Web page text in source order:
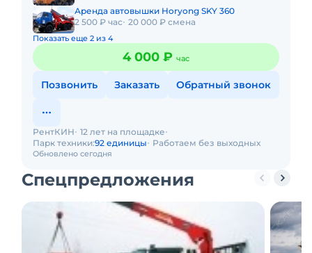
Аренда автовышки Horyong SKY 360
2 500 ₽ час 20 000 ₽ смена
Показать еще 2 из 4
4 000 ₽ час
Позвонить Заказать Обратный звонок
Обновлено сегодня
РентКИН 12 лет на площадке
Парк техники:92 единицы Работаем без выходных
Спецпредложения